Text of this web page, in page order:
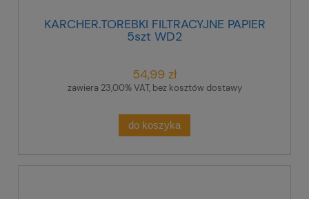
KARCHER.TOREBKI FILTRACYJNE PAPIER
5szt WD2
54,99 zł
zawiera 23,00% VAT, bez kosztów dostawy
do koszyka